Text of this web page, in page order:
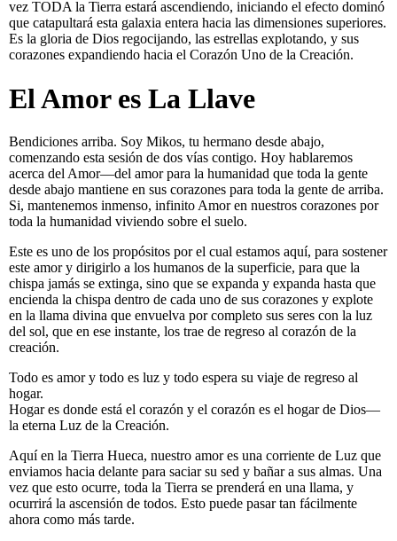
vez TODA la Tierra estará ascendiendo, iniciando el efecto dominó
que catapultará esta galaxia entera hacia las dimensiones superiores.
Es la gloria de Dios regocijando, las estrellas explotando, y sus
corazones expandiendo hacia el Corazón Uno de la Creación.
El Amor es La Llave
Bendiciones arriba. Soy Mikos, tu hermano desde abajo,
comenzando esta sesión de dos vías contigo. Hoy hablaremos
acerca del Amor—del amor para la humanidad que toda la gente
desde abajo mantiene en sus corazones para toda la gente de arriba.
Si, mantenemos inmenso, infinito Amor en nuestros corazones por
toda la humanidad viviendo sobre el suelo.
Este es uno de los propósitos por el cual estamos aquí, para sostener
este amor y dirigirlo a los humanos de la superficie, para que la
chispa jamás se extinga, sino que se expanda y expanda hasta que
encienda la chispa dentro de cada uno de sus corazones y explote
en la llama divina que envuelva por completo sus seres con la luz
del sol, que en ese instante, los trae de regreso al corazón de la
creación.
Todo es amor y todo es luz y todo espera su viaje de regreso al
hogar.
Hogar es donde está el corazón y el corazón es el hogar de Dios—
la eterna Luz de la Creación.
Aquí en la Tierra Hueca, nuestro amor es una corriente de Luz que
enviamos hacia delante para saciar su sed y bañar a sus almas. Una
vez que esto ocurre, toda la Tierra se prenderá en una llama, y
ocurrirá la ascensión de todos. Esto puede pasar tan fácilmente
ahora como más tarde.